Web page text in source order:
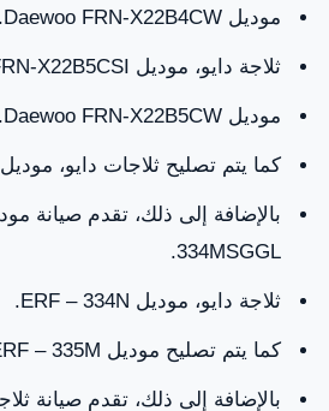
موديل Daewoo FRN-X22B4CW.
ثلاجة دايو، موديل FRN-X22B5CSI.
موديل Daewoo FRN-X22B5CW.
كما يتم تصليح ثلاجات دايو، موديل FRN-X22F5CW.
334MSGGL.
ثلاجة دايو، موديل ERF – 334N.
كما يتم تصليح موديل Daewoo ERF – 335M.